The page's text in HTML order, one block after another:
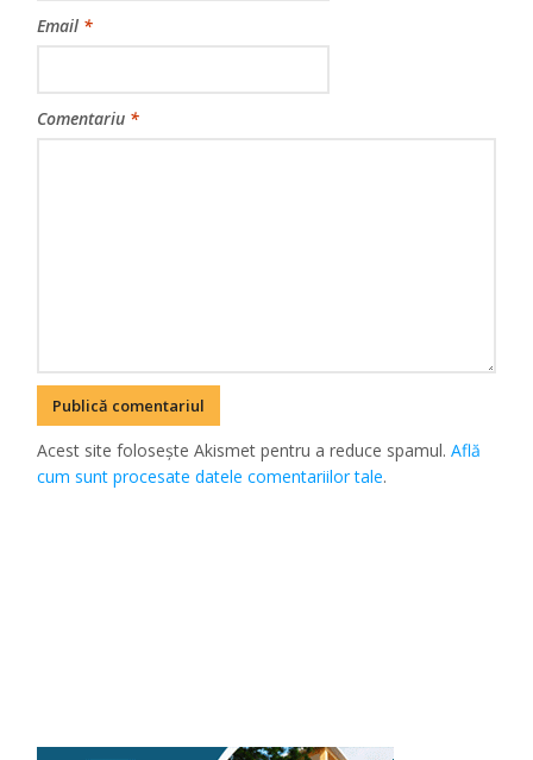
Email *
Comentariu *
Acest site folosește Akismet pentru a reduce spamul.Află
cum sunt procesate datele comentariilor tale.